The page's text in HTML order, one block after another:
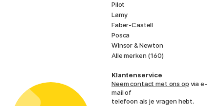
Pilot
Lamy
Faber-Castell
Posca
Winsor & Newton
Alle merken (160)
Klantenservice
Neem contact met ons op via e-
mail of
telefoon als je vragen hebt.